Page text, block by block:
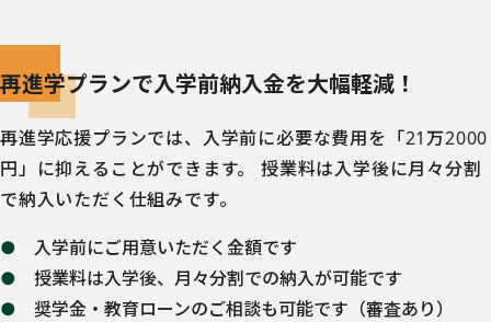
再進学プランで入学前納入金を大幅軽減！
再進学応援プランでは、入学前に必要な費用を「21万2000
円」に抑えることができます。 授業料は入学後に月々分割
で納入いただく仕組みです。
入学前にご用意いただく金額です
授業料は入学後、月々分割での納入が可能です
奨学金・教育ローンのご相談も可能です（審査あり）